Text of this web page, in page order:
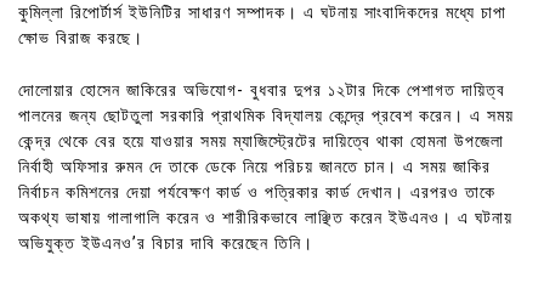
কুমিল্লা রিপোর্টার্স ইউনিটির সাধারণ সম্পাদক। এ ঘটনায় সাংবাদিকদের মধ্যে চাপা
ক্ষোভ বিরাজ করছে।
দোলোয়ার হোসেন জাকিরের অভিযোগ- বুধবার দুপর ১২টার দিকে পেশাগত দায়িত্ব
পালনের জন্য ছোটতুলা সরকারি প্রাথমিক বিদ্যালয় কেন্দ্রে প্রবেশ করেন। এ সময়
কেন্দ্র থেকে বের হয়ে যাওয়ার সময় ম্যাজিস্ট্রেটের দায়িত্বে থাকা হোমনা উপজেলা
নির্বাহী অফিসার রুমন দে তাকে ডেকে নিয়ে পরিচয় জানতে চান। এ সময় জাকির
নির্বাচন কমিশনের দেয়া পর্যবেক্ষণ কার্ড ও পত্রিকার কার্ড দেখান। এরপরও তাকে
অকথ্য ভাষায় গালাগালি করেন ও শারীরিকভাবে লাঞ্ছিত করেন ইউএনও। এ ঘটনায়
অভিযুক্ত ইউএনও’র বিচার দাবি করেছেন তিনি।